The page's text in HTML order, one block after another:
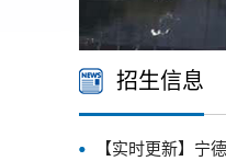
招生信息
【实时更新】宁